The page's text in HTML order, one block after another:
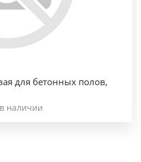
для бетонных полов,
наличии